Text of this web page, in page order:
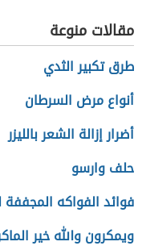
مقالات منوعة
طرق تكبير الثدي
أنواع مرض السرطان
أضرار إزالة الشعر بالليزر
حلف وارسو
فوائد الفواكه المجففة
ويمكرون والله خير